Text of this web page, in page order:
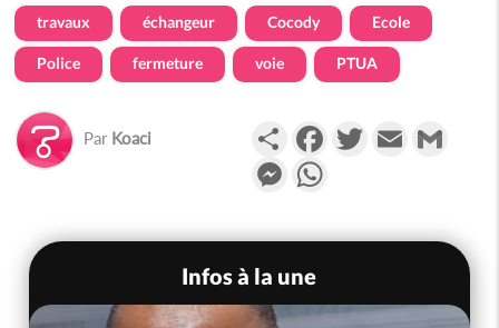
travaux échangeur Cocody Ecole
Police fermeture voie PTUA
Par Koaci PartagerFacebookTwitterEmail
Messenger
Infos à la une